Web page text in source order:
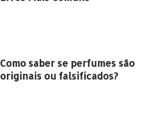
Como saber se perfumes são
originais ou falsificados?